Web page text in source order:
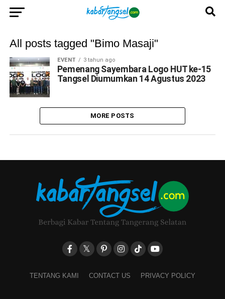
All posts tagged "Bimo Masaji"
EVENT 3 tahun ago
Pemenang Sayembara Logo HUT ke-15
Tangsel Diumumkan 14 Agustus 2023
MORE POSTS
TENTANG KAMI CONTACT US PRIVACY POLICY